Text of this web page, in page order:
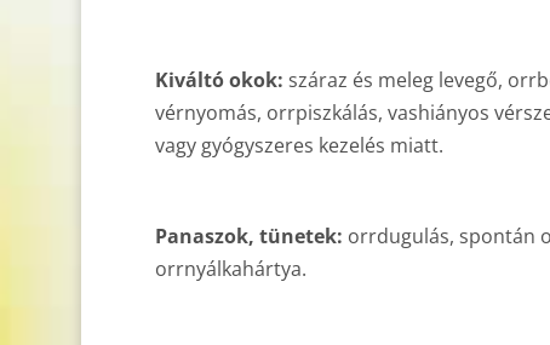
Kiváltó okok: száraz és meleg levegő,
vérnyomás, orrpiszkálás, vashiányos
vagy gyógyszeres kezelés miatt.
Panaszok, tünetek: orrdugulás, spontán
orrnyálkahártya.